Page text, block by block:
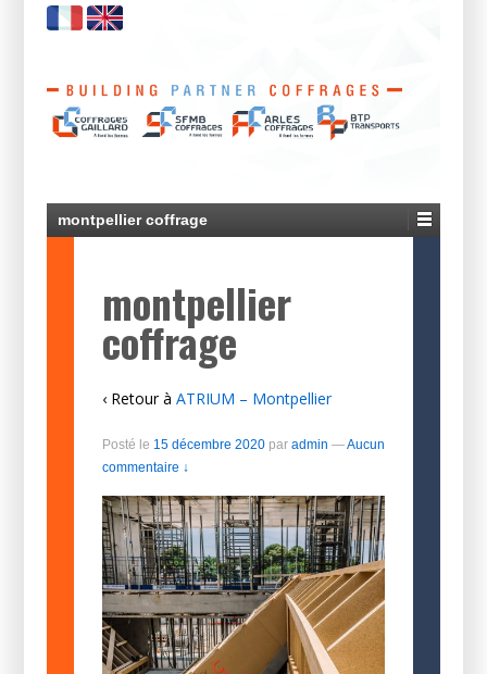
montpellier coffrage
montpellier
coffrage
‹ Retour à ATRIUM – Montpellier
Posté le 15 décembre 2020par admin —Aucun
commentaire ↓